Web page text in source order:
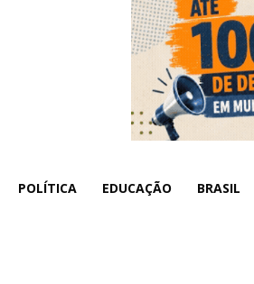
POLÍTICA EDUCAÇÃO BRASIL